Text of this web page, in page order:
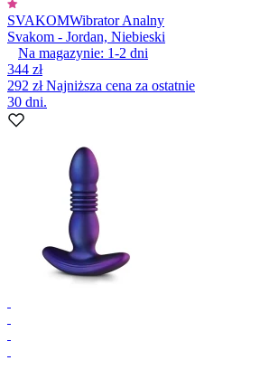
SVAKOMWibrator Analny
Svakom - Jordan, Niebieski
Na magazynie: 1-2 dni
344 zł
292 złNajniższa cena za ostatnie
30 dni.